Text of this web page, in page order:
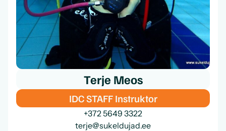
Terje Meos
IDC STAFF Instruktor
+372 5649 3322
terje@sukeldujad.ee